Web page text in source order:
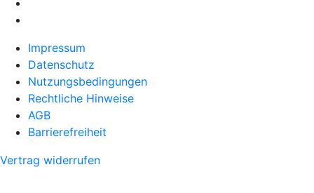
Impressum
Datenschutz
Nutzungsbedingungen
Rechtliche Hinweise
AGB
Barrierefreiheit
Vertrag widerrufen